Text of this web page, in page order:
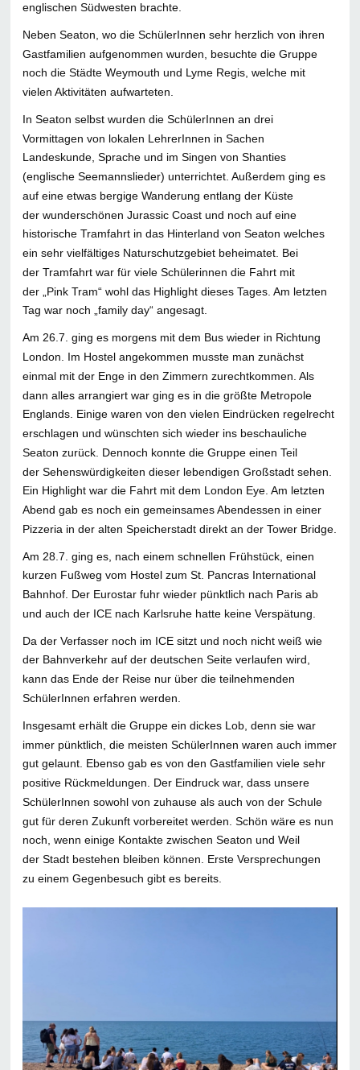
englischen Südwesten brachte.
Neben Seaton, wo die SchülerInnen sehr herzlich von ihren
Gastfamilien aufgenommen wurden, besuchte die Gruppe
noch die Städte Weymouth und Lyme Regis, welche mit
vielen Aktivitäten aufwarteten.
In Seaton selbst wurden die SchülerInnen an drei
Vormittagen von lokalen LehrerInnen in Sachen
Landeskunde, Sprache und im Singen von Shanties
(englische Seemannslieder) unterrichtet. Außerdem ging es
auf eine etwas bergige Wanderung entlang der Küste
der wunderschönen Jurassic Coast und noch auf eine
historische Tramfahrt in das Hinterland von Seaton welches
ein sehr vielfältiges Naturschutzgebiet beheimatet. Bei
der Tramfahrt war für viele Schülerinnen die Fahrt mit
der „Pink Tram“ wohl das Highlight dieses Tages. Am letzten
Tag war noch „family day“ angesagt.
Am 26.7. ging es morgens mit dem Bus wieder in Richtung
London. Im Hostel angekommen musste man zunächst
einmal mit der Enge in den Zimmern zurechtkommen. Als
dann alles arrangiert war ging es in die größte Metropole
Englands. Einige waren von den vielen Eindrücken regelrecht
erschlagen und wünschten sich wieder ins beschauliche
Seaton zurück. Dennoch konnte die Gruppe einen Teil
der Sehenswürdigkeiten dieser lebendigen Großstadt sehen.
Ein Highlight war die Fahrt mit dem London Eye. Am letzten
Abend gab es noch ein gemeinsames Abendessen in einer
Pizzeria in der alten Speicherstadt direkt an der Tower Bridge.
Am 28.7. ging es, nach einem schnellen Frühstück, einen
kurzen Fußweg vom Hostel zum St. Pancras International
Bahnhof. Der Eurostar fuhr wieder pünktlich nach Paris ab
und auch der ICE nach Karlsruhe hatte keine Verspätung.
Da der Verfasser noch im ICE sitzt und noch nicht weiß wie
der Bahnverkehr auf der deutschen Seite verlaufen wird,
kann das Ende der Reise nur über die teilnehmenden
SchülerInnen erfahren werden.
Insgesamt erhält die Gruppe ein dickes Lob, denn sie war
immer pünktlich, die meisten SchülerInnen waren auch immer
gut gelaunt. Ebenso gab es von den Gastfamilien viele sehr
positive Rückmeldungen. Der Eindruck war, dass unsere
SchülerInnen sowohl von zuhause als auch von der Schule
gut für deren Zukunft vorbereitet werden. Schön wäre es nun
noch, wenn einige Kontakte zwischen Seaton und Weil
der Stadt bestehen bleiben können. Erste Versprechungen
zu einem Gegenbesuch gibt es bereits.